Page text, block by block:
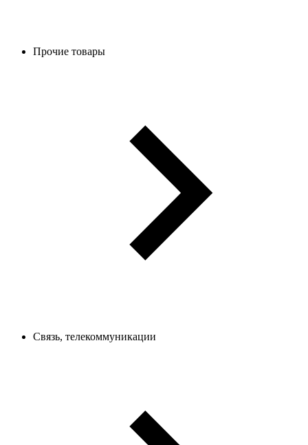
Прочие товары
Связь, телекоммуникации